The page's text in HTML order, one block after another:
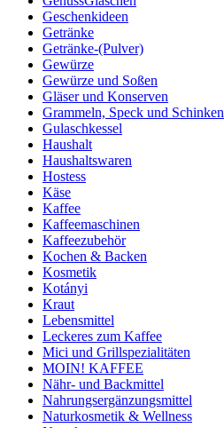
Geschenkideen
Getränke
Getränke-(Pulver)
Gewürze
Gewürze und Soßen
Gläser und Konserven
Grammeln, Speck und Schinken
Gulaschkessel
Haushalt
Haushaltswaren
Hostess
Käse
Kaffee
Kaffeemaschinen
Kaffeezubehör
Kochen & Backen
Kosmetik
Kotányi
Kraut
Lebensmittel
Leckeres zum Kaffee
Mici und Grillspezialitäten
MOIN! KAFFEE
Nähr- und Backmittel
Nahrungsergänzungsmittel
Naturkosmetik & Wellness